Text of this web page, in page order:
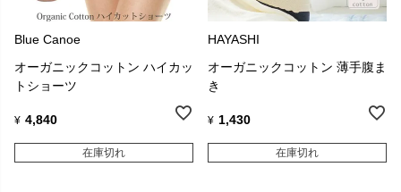
Blue Canoe
オーガニックコットン ハイカッ
トショーツ
¥ 4,840
在庫切れ
HAYASHI
オーガニックコットン 薄手腹ま
き
¥ 1,430
在庫切れ